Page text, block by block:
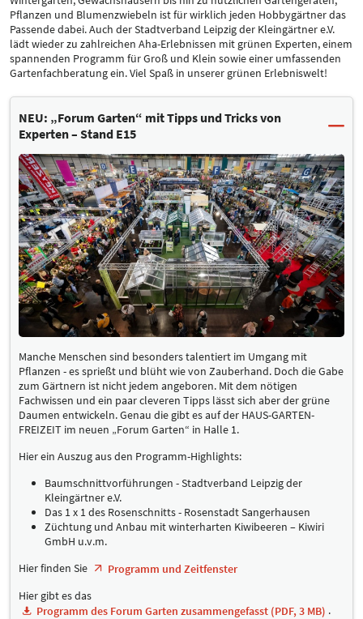
Pflanzen und Blumenzwiebeln ist für wirklich jeden Hobbygärtner das
Passende dabei. Auch der Stadtverband Leipzig der Kleingärtner e.V.
lädt wieder zu zahlreichen Aha-Erlebnissen mit grünen Experten, einem
spannenden Programm für Groß und Klein sowie einer umfassenden
Gartenfachberatung ein. Viel Spaß in unserer grünen Erlebniswelt!
NEU: „Forum Garten“ mit Tipps und Tricks von
Experten – Stand E15
Manche Menschen sind besonders talentiert im Umgang mit
Pflanzen - es sprießt und blüht wie von Zauberhand. Doch die Gabe
zum Gärtnern ist nicht jedem angeboren. Mit dem nötigen
Fachwissen und ein paar cleveren Tipps lässt sich aber der grüne
Daumen entwickeln. Genau die gibt es auf der HAUS-GARTEN-
FREIZEIT im neuen „Forum Garten“ in Halle 1.
Hier ein Auszug aus den Programm-Highlights:
Baumschnittvorführungen - Stadtverband Leipzig der
Kleingärtner e.V.
Das 1 x 1 des Rosenschnitts - Rosenstadt Sangerhausen
Züchtung und Anbau mit winterharten Kiwibeeren – Kiwiri
GmbH u.v.m.
Hier finden Sie
Programm und Zeitfenster
Hier gibt es das
Programm des Forum Garten zusammengefasst (PDF, 3 MB) .